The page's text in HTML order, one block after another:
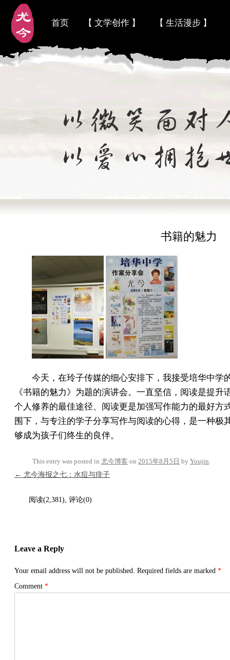
首页 【 文学创作 】 【 生活漫步 】
书籍的魅力
今天，在玲子传媒的细心安排下，我接受培华中学
《书籍的魅力》为题的演讲会。一直坚信，阅读是提
个人修养的最佳途径、阅读更是加强写作能力的最好方
围下，与专注的学子分享写作与阅读的心得，是一种极
够成为孩子们终生的良伴。
This entry was posted in 尤今博客 on 2015年8月5日 by Youjin.
Post navigation
← 尤今海报之七：水痘与痱子
阅读(2,381), 评论(0)
Leave a Reply
Your email address will not be published. Required fields are marked *
Comment *